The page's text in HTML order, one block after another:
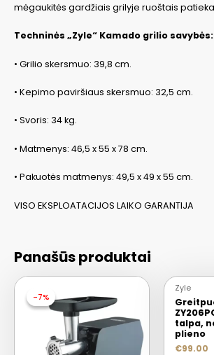
mėgaukitės gardžiais grilyje ruoštais
Techninės „Zyle“ Kamado grilio savybės:
• Grilio skersmuo: 39,8 cm.
• Kepimo paviršiaus skersmuo: 32,5 cm.
• Svoris: 34 kg.
• Matmenys: 46,5 x 55 x 78 cm.
• Pakuotės matmenys: 49,5 x 49 x 55 cm.
VISO EKSPLOATACIJOS LAIKO GARANTIJA
Panašūs produktai
-7%
-7%
Zyle
talpa,
plieno
€99.00